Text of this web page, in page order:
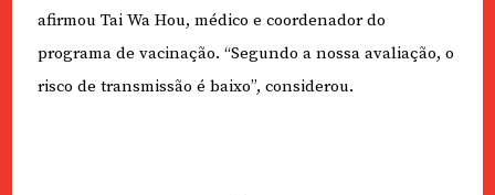
afirmou Tai Wa Hou, médico e coordenador do
programa de vacinação. “Segundo a nossa avaliação, o
risco de transmissão é baixo”, considerou.